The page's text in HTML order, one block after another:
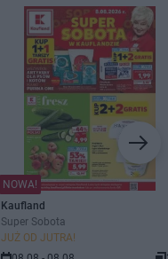
NOWA!
Kaufland
Super Sobota
JUŻ OD JUTRA!